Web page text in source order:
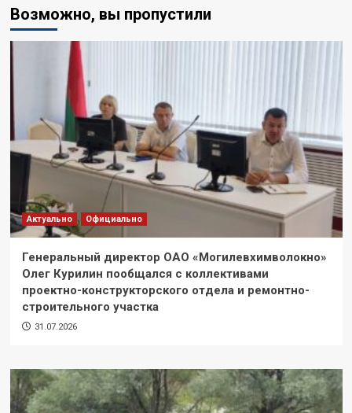
Возможно, вы пропустили
Актуально Официально
Генеральный директор ОАО «Могилевхимволокно»
Олег Курилин пообщался с коллективами
проектно-конструкторского отдела и ремонтно-
строительного участка
31.07.2026